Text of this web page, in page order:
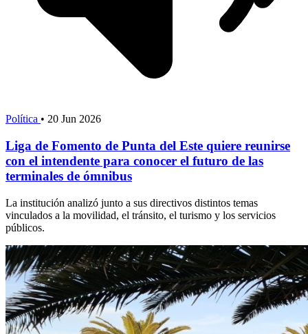
Política • 20 Jun 2026
Liga de Fomento de Punta del Este quiere reunirse
con el intendente para conocer el futuro de las
terminales de ómnibus
La institución analizó junto a sus directivos distintos temas
vinculados a la movilidad, el tránsito, el turismo y los servicios
públicos.